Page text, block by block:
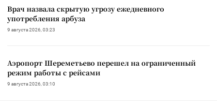
Врач назвала скрытую угрозу ежедневного
употребления арбуза
9 августа 2026, 03:23
Аэропорт Шереметьево перешел на ограниченный
режим работы с рейсами
9 августа 2026, 03:10